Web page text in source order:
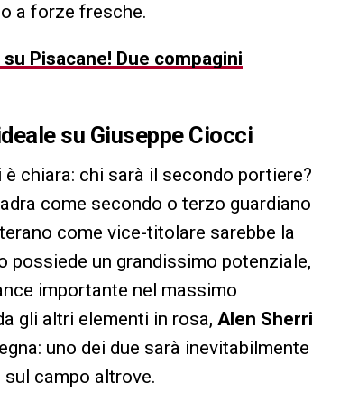
a forze fresche.
Pisacane! Due compagini
su Giuseppe Ciocci
chiara: chi sarà il secondo portiere?
come secondo o terzo guardiano
come vice-titolare sarebbe la
possiede un grandissimo potenziale,
importante nel massimo
gli altri elementi in rosa, Alen Sherri
uno dei due sarà inevitabilmente
campo altrove.